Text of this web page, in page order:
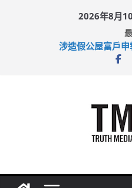
2026年8月
涉造假公屋富戶